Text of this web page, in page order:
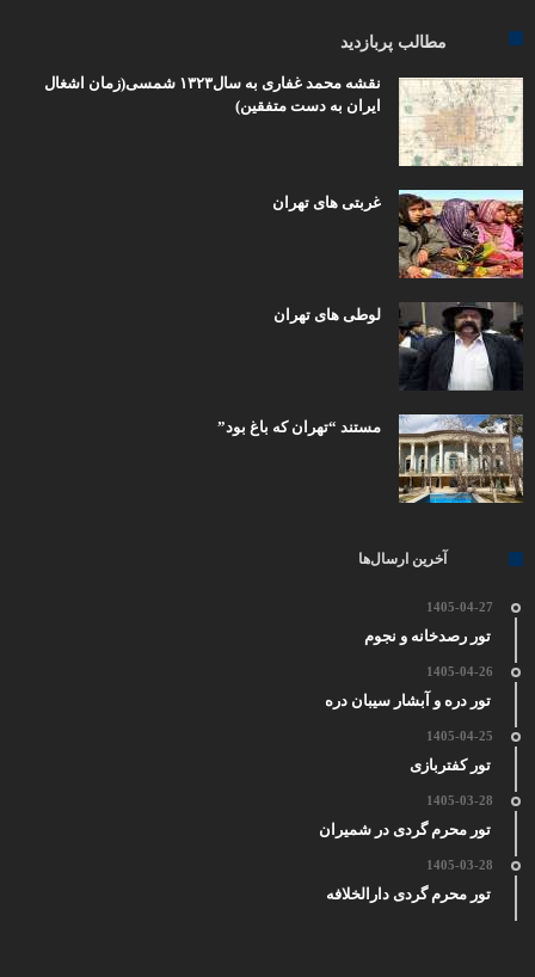
مطالب پربازدید
نقشه محمد غفاری به سال۱۳۲۳ شمسی(زمان اشغال
ایران به دست متفقین)
غربتی های تهران
لوطی های تهران
مستند “تهران که باغ بود”
آخرین ارسال‌ها
1405-04-27
تور رصدخانه و نجوم
1405-04-26
تور دره و آبشار سیبان دره
1405-04-25
تور کفتربازی
1405-03-28
تور محرم گردی در شمیران
1405-03-28
تور محرم گردی دارالخلافه